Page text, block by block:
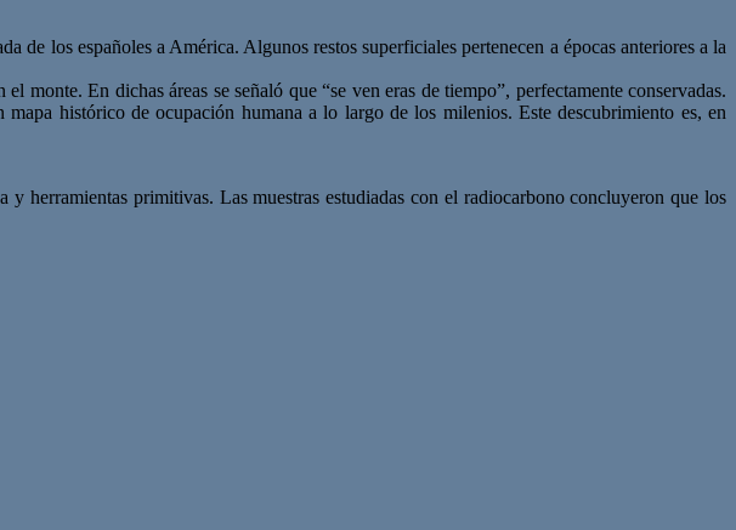
de los españoles a América. Algunos restos superficiales pertenecen a épocas anteriores a la
En dichas áreas se señaló que “se ven eras de tiempo”, perfectamente conservadas.
histórico de ocupación humana a lo largo de los milenios. Este descubrimiento es, en
herramientas primitivas. Las muestras estudiadas con el radiocarbono concluyeron que los